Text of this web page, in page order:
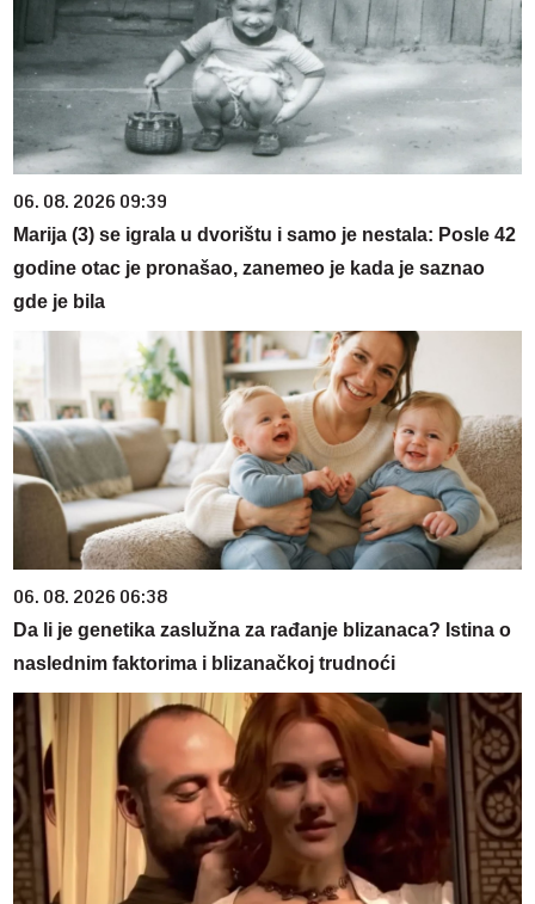
06. 08. 2026 09:39
Marija (3) se igrala u dvorištu i samo je nestala: Posle 42
godine otac je pronašao, zanemeo je kada je saznao
gde je bila
06. 08. 2026 06:38
Da li je genetika zaslužna za rađanje blizanaca? Istina o
naslednim faktorima i blizanačkoj trudnoći